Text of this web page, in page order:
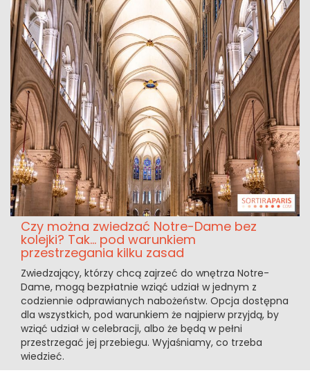
Czy można zwiedzać Notre-Dame bez
kolejki? Tak... pod warunkiem
przestrzegania kilku zasad
Zwiedzający, którzy chcą zajrzeć do wnętrza Notre-
Dame, mogą bezpłatnie wziąć udział w jednym z
codziennie odprawianych nabożeństw. Opcja dostępna
dla wszystkich, pod warunkiem że najpierw przyjdą, by
wziąć udział w celebracji, albo że będą w pełni
przestrzegać jej przebiegu. Wyjaśniamy, co trzeba
wiedzieć.